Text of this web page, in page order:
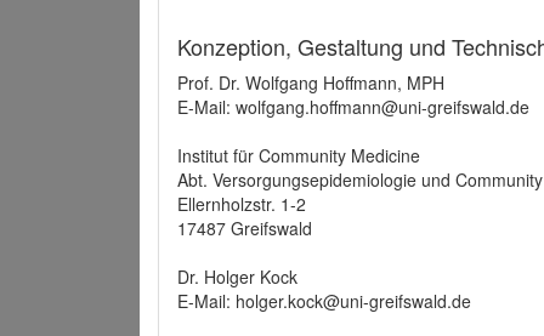
Konzeption, Gestaltung und
Prof. Dr. Wolfgang Hoffmann, MPH
E-Mail: wolfgang.hoffmann@uni-greifswald.de
Institut für Community Medicine
Abt. Versorgungsepidemiologie und
Ellernholzstr. 1-2
17487 Greifswald
Dr. Holger Kock
E-Mail: holger.kock@uni-greifswald.de